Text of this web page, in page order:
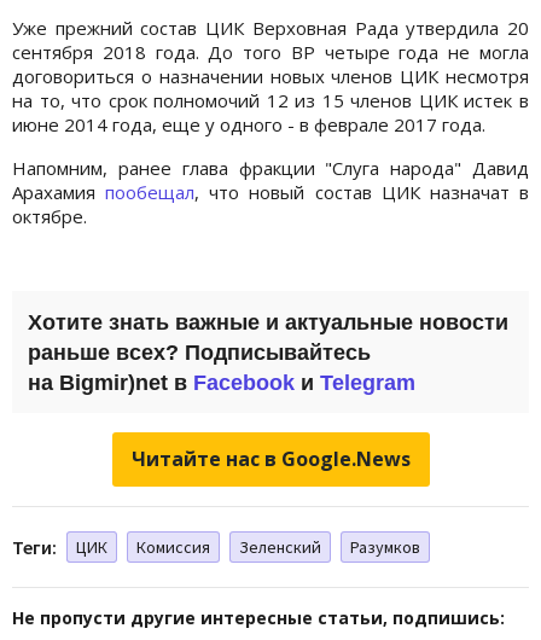
Уже прежний состав ЦИК Верховная Рада утвердила 20
сентября 2018 года. До того ВР четыре года не могла
договориться о назначении новых членов ЦИК несмотря
на то, что срок полномочий 12 из 15 членов ЦИК истек в
июне 2014 года, еще у одного - в феврале 2017 года.
Напомним, ранее глава фракции "Слуга народа" Давид
Арахамияпообещал, что новый состав ЦИК назначат в
октябре.
Хотите знать важные и актуальные новости
раньше всех? Подписывайтесь
на Bigmir)net в Facebook и Telegram
Читайте нас в Google.News
Теги: ЦИК Комиссия Зеленский Разумков
Не пропусти другие интересные статьи, подпишись: